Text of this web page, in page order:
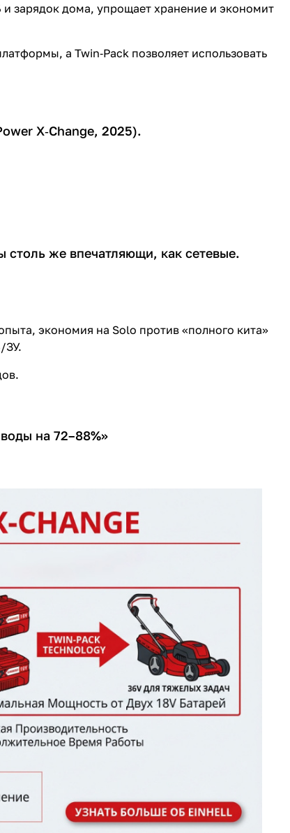
зарядок дома, упрощает хранение и экономит
а Twin‑Pack позволяет использовать
X‑Change, 2025).
же впечатляющи, как сетевые.
экономия на Solo против «полного кита»
ЗУ.
на 72–88%»